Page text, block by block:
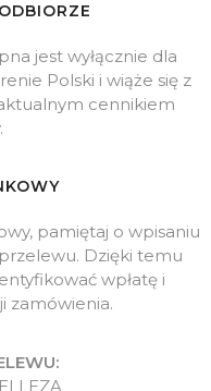
jest wyłącznie dla
Polski i wiąże się z
cennikiem
pamiętaj o wpisaniu
Dzięki temu
wpłatę i
zamówienia.